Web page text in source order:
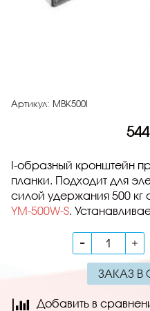
Артикул: МBK500I
I-образный кронштейн
планки. Подходит для
силой удержания 500 кг
YM-500W-S .
ЗАКАЗ В
Добавить в